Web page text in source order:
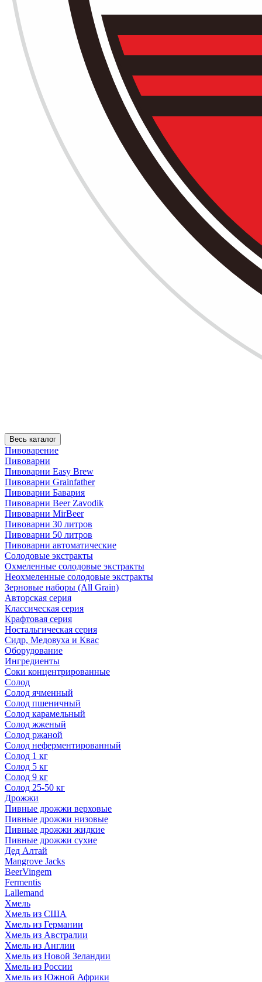
Весь каталог
Пивоварение
Пивоварни
Пивоварни Easy Brew
Пивоварни Grainfather
Пивоварни Бавария
Пивоварни Beer Zavodik
Пивоварни MirBeer
Пивоварни 30 литров
Пивоварни 50 литров
Пивоварни автоматические
Солодовые экстракты
Охмеленные солодовые экстракты
Неохмеленные солодовые экстракты
Зерновые наборы (All Grain)
Авторская серия
Классическая серия
Крафтовая серия
Ностальгическая серия
Сидр, Медовуха и Квас
Оборудование
Ингредиенты
Соки концентрированные
Солод
Солод ячменный
Солод пшеничный
Солод карамельный
Солод жженый
Солод ржаной
Солод неферментированный
Солод 1 кг
Солод 5 кг
Солод 9 кг
Солод 25-50 кг
Дрожжи
Пивные дрожжи верховые
Пивные дрожжи низовые
Пивные дрожжи жидкие
Пивные дрожжи сухие
Дед Алтай
Mangrove Jacks
BeerVingem
Fermentis
Lallemand
Хмель
Хмель из США
Хмель из Германии
Хмель из Австралии
Хмель из Англии
Хмель из Новой Зеландии
Хмель из России
Хмель из Южной Африки